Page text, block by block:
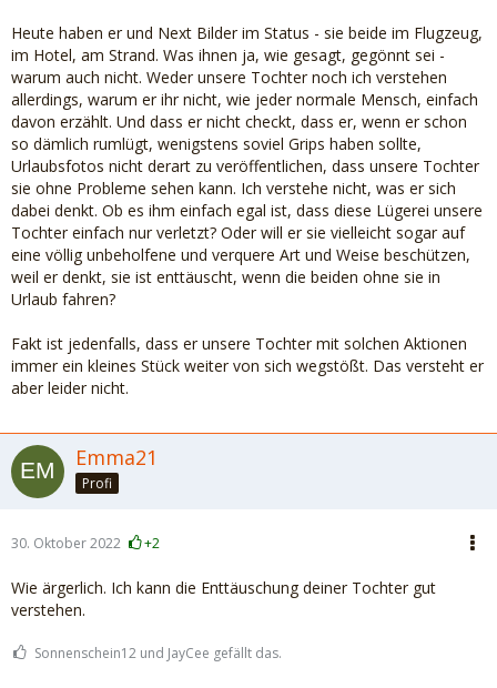
Heute haben er und Next Bilder im Status - sie beide im Flugzeug,
im Hotel, am Strand. Was ihnen ja, wie gesagt, gegönnt sei -
warum auch nicht. Weder unsere Tochter noch ich verstehen
allerdings, warum er ihr nicht, wie jeder normale Mensch, einfach
davon erzählt. Und dass er nicht checkt, dass er, wenn er schon
so dämlich rumlügt, wenigstens soviel Grips haben sollte,
Urlaubsfotos nicht derart zu veröffentlichen, dass unsere Tochter
sie ohne Probleme sehen kann. Ich verstehe nicht, was er sich
dabei denkt. Ob es ihm einfach egal ist, dass diese Lügerei unsere
Tochter einfach nur verletzt? Oder will er sie vielleicht sogar auf
eine völlig unbeholfene und verquere Art und Weise beschützen,
weil er denkt, sie ist enttäuscht, wenn die beiden ohne sie in
Urlaub fahren?
Fakt ist jedenfalls, dass er unsere Tochter mit solchen Aktionen
immer ein kleines Stück weiter von sich wegstößt. Das versteht er
aber leider nicht.
Emma21
Profi
30. Oktober 2022 +2
Wie ärgerlich. Ich kann die Enttäuschung deiner Tochter gut
verstehen.
Sonnenschein12 und JayCee gefällt das.